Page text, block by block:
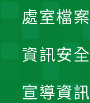
處室檔案
資訊安全
宣導資訊